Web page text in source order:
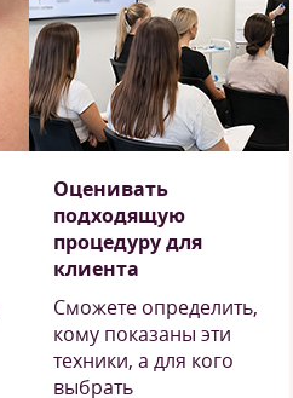
Оценивать
подходящую
процедуру для
клиента
Сможете определить,
кому показаны эти
техники, а для кого
выбрать